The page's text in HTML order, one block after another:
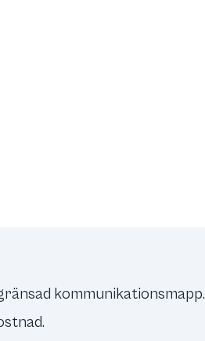
kommunikationsmapp.